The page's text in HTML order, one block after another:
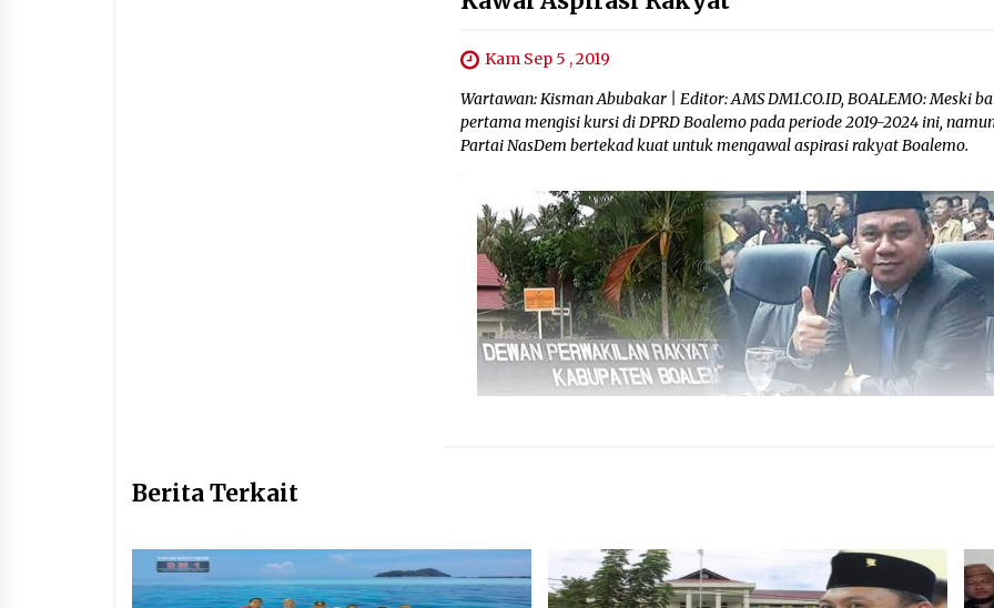
Kam Sep 5 , 2019
Wartawan: Kisman Abubakar | Editor: AMS DM1.CO.ID, BOALEMO: Meski
pertama mengisi kursi di DPRD Boalemo pada periode 2019-2024 ini,
Partai NasDem bertekad kuat untuk mengawal aspirasi rakyat Boalemo.
Berita Terkait